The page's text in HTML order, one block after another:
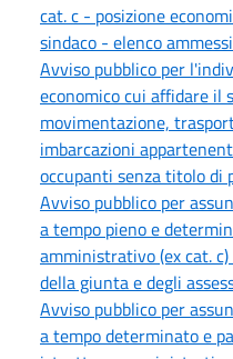
cat. c - posizione
sindaco - elenco
Avviso pubblico per
economico cui affidare il
movimentazione,
imbarcazioni
occupanti senza titolo di
Avviso pubblico per
a tempo pieno e
amministrativo (ex cat.
della giunta e degli
Avviso pubblico per
a tempo determinato e